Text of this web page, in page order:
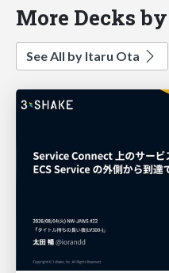
More Decks
See All by Itaru Ota